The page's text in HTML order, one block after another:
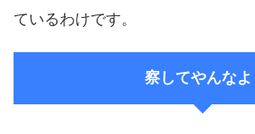
ているわけです。
察してやんなよ